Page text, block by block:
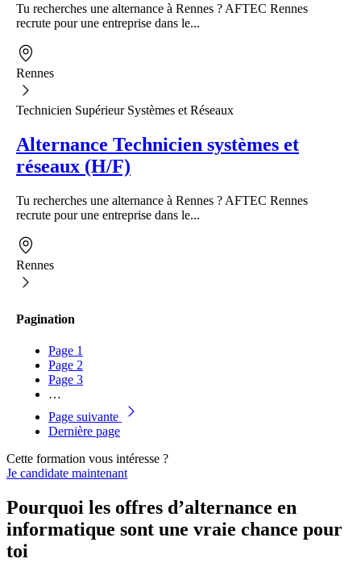
Tu recherches une alternance à Rennes ? AFTEC Rennes
recrute pour une entreprise dans le...
Rennes
Technicien Supérieur Systèmes et Réseaux
Alternance Technicien systèmes et
réseaux (H/F)
Tu recherches une alternance à Rennes ? AFTEC Rennes
recrute pour une entreprise dans le...
Rennes
Pagination
Page 1
Page 2
Page 3
…
Page suivante
Dernière page
Cette formation vous intéresse ?
Je candidate maintenant
Pourquoi les offres d’alternance en
informatique sont une vraie chance pour
toi